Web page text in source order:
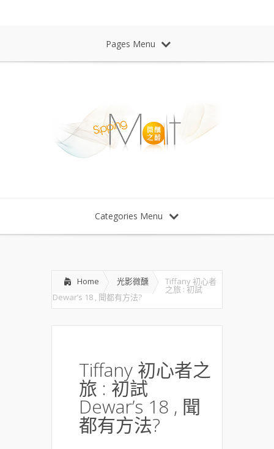
Pages Menu
Categories Menu
Home 光影微醺 Tiffany 初心者
之旅 : 初試
Dewar’s 18 , 聞都有方法?
Tiffany 初心者之
旅 : 初試
Dewar’s 18 , 聞
都有方法?